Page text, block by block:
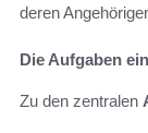
deren
Die Aufgaben
Zu den zentralen